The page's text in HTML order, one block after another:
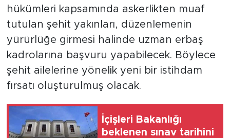
hükümleri kapsamında askerlikten muaf
tutulan şehit yakınları, düzenlemenin
yürürlüğe girmesi halinde uzman erbaş
kadrolarına başvuru yapabilecek. Böylece
şehit ailelerine yönelik yeni bir istihdam
fırsatı oluşturulmuş olacak.
İçişleri Bakanlığı
beklenen sınav tarihini